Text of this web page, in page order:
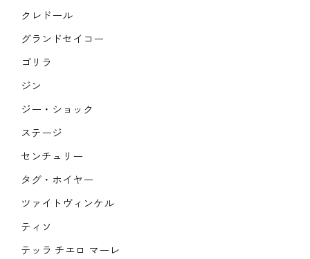
クレドール
グランドセイコー
ゴリラ
ジン
ジー・ショック
ステージ
センチュリー
タグ・ホイヤー
ツァイトヴィンケル
ティソ
テッラ チエロ マーレ